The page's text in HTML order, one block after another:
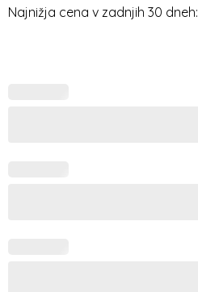
Najnižja cena v zadnjih 30 dneh: